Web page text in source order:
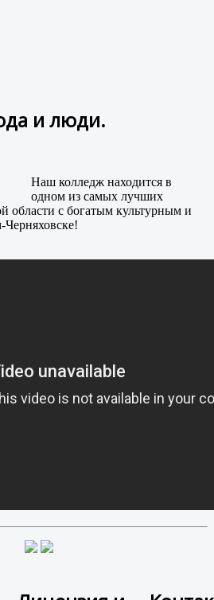
и люди.
Наш колледж находится в
одном из самых лучших
области с богатым культурным и
Черняховске!